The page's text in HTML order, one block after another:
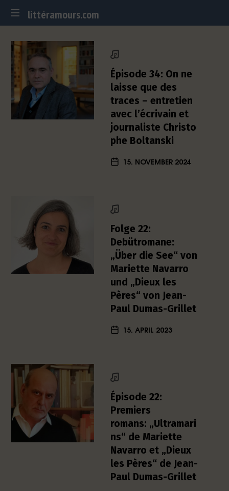
littéramours.com
littéramours.com
t
s
c
h
-
e
L
-
a
s
Épisode 34: On ne
laisse que des
traces – entretien
avec l’écrivain et
journaliste Christo
phe Boltanski
15. NOVEMBER 2024
Folge 22:
Debütromane:
„Über die See“ von
Mariette Navarro
und „Dieux les
Pères“ von Jean-
Paul Dumas-Grillet
15. APRIL 2023
Épisode 22:
Premiers
romans: „Ultramari
ns“ de Mariette
Navarro et „Dieux
les Pères“ de Jean-
Paul Dumas-Grillet